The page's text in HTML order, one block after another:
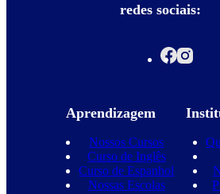
redes sociais:
Aprendizagem
Nossos Cursos
Curso de Inglês
Curso de Espanhol
Nossas Escolas